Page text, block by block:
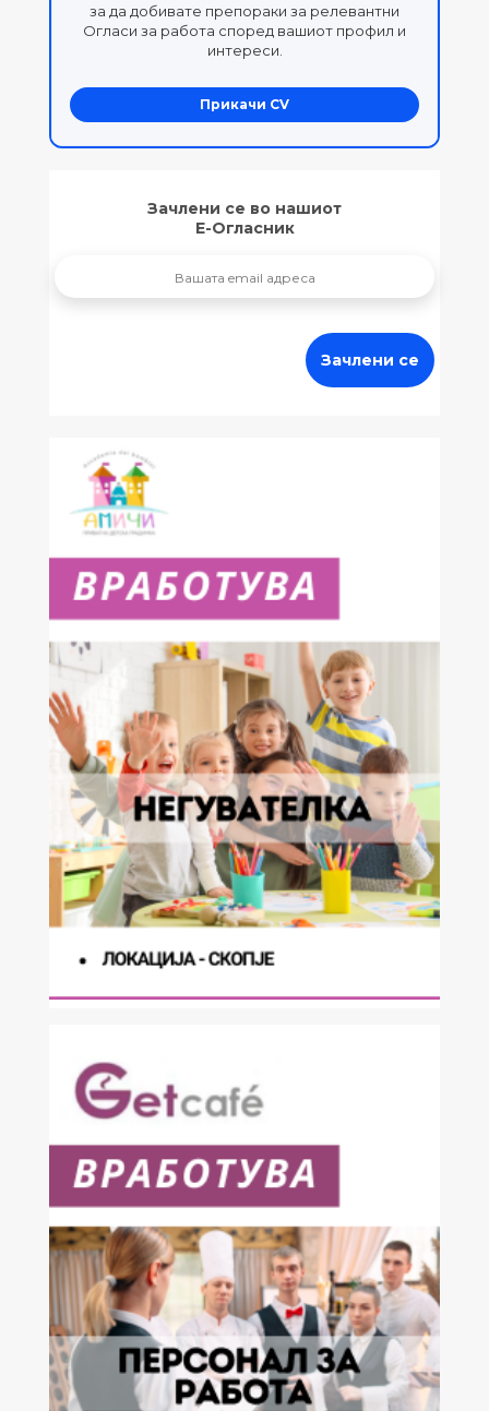
за да добивате препораки за релевантни
Огласи за работа според вашиот профил и
интереси.
Прикачи CV
Зачлени се во нашиот
Е-Огласник